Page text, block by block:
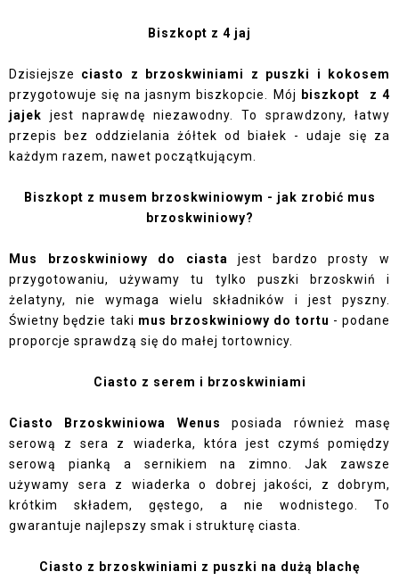
Biszkopt z 4 jaj
Dzisiejsze ciasto z brzoskwiniami z puszki i kokosem
przygotowuje się na jasnym biszkopcie. Mój biszkopt z 4
jajek jest naprawdę niezawodny. To sprawdzony, łatwy
przepis bez oddzielania żółtek od białek - udaje się za
każdym razem, nawet początkującym.
Biszkopt z musem brzoskwiniowym - jak zrobić mus
brzoskwiniowy?
Mus brzoskwiniowy do ciasta
jest bardzo prosty w
przygotowaniu, używamy tu tylko puszki brzoskwiń i
żelatyny, nie wymaga wielu składników i jest pyszny.
Świetny będzie taki mus brzoskwiniowy do tortu - podane
proporcje sprawdzą się do małej tortownicy.
Ciasto z serem i brzoskwiniami
Ciasto Brzoskwiniowa Wenus
posiada również masę
serową z sera z wiaderka, która jest czymś pomiędzy
serową pianką a sernikiem na zimno. Jak zawsze
używamy sera z wiaderka o dobrej jakości, z dobrym,
krótkim składem, gęstego, a nie wodnistego. To
gwarantuje najlepszy smak i strukturę ciasta.
Ciasto z brzoskwiniami z puszki na dużą blachę